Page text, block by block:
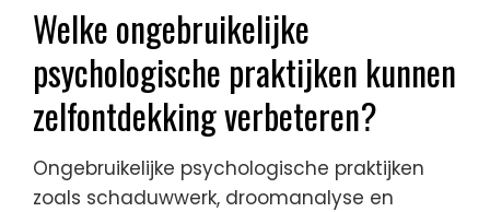
Welke ongebruikelijke
psychologische praktijken kunnen
zelfontdekking verbeteren?
Ongebruikelijke psychologische praktijken
zoals schaduwwerk, droomanalyse en